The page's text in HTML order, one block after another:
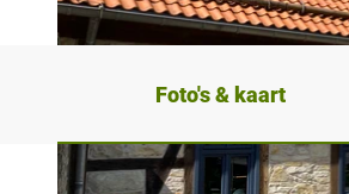
Foto's & kaart